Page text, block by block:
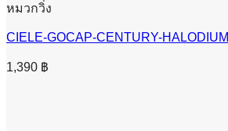
หมวกวิ่ง
CIELE-GOCAP-CENTURY-HALODIUM
1,390 ฿